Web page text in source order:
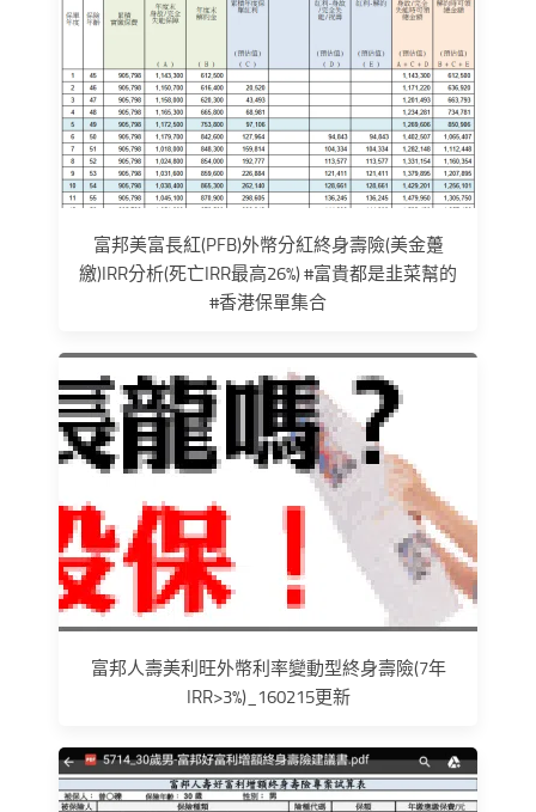
富邦美富長紅(PFB)外幣分紅終身壽險(美金躉
繳)IRR分析(死亡IRR最高26%) #富貴都是韭菜幫的
#香港保單集合
富邦人壽美利旺外幣利率變動型終身壽險(7年
IRR>3%)_160215更新